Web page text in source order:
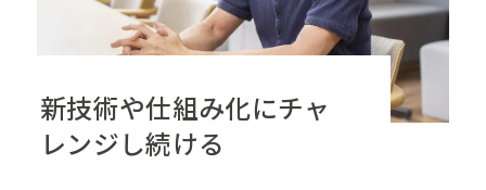
インタビュー
新技術や仕組み化にチャ
レンジし続ける